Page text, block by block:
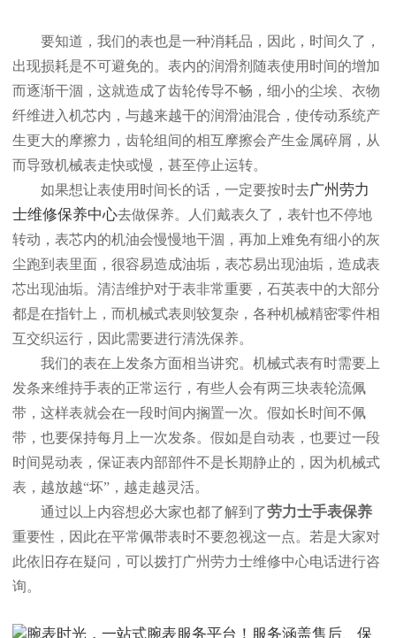
要知道，我们的表也是一种消耗品，因此，时间久了，
出现损耗是不可避免的。表内的润滑剂随表使用时间的增加
而逐渐干涸，这就造成了齿轮传导不畅，细小的尘埃、衣物
纤维进入机芯内，与越来越干的润滑油混合，使传动系统产
生更大的摩擦力，齿轮组间的相互摩擦会产生金属碎屑，从
而导致机械表走快或慢，甚至停止运转。
如果想让表使用时间长的话，一定要按时去广州劳力
士维修保养中心去做保养。人们戴表久了，表针也不停地
转动，表芯内的机油会慢慢地干涸，再加上难免有细小的灰
尘跑到表里面，很容易造成油垢，表芯易出现油垢，造成表
芯出现油垢。清洁维护对于表非常重要，石英表中的大部分
都是在指针上，而机械式表则较复杂，各种机械精密零件相
互交织运行，因此需要进行清洗保养。
我们的表在上发条方面相当讲究。机械式表有时需要上
发条来维持手表的正常运行，有些人会有两三块表轮流佩
带，这样表就会在一段时间内搁置一次。假如长时间不佩
带，也要保持每月上一次发条。假如是自动表，也要过一段
时间晃动表，保证表内部部件不是长期静止的，因为机械式
表，越放越“坏”，越走越灵活。
通过以上内容想必大家也都了解到了劳力士手表保养
重要性，因此在平常佩带表时不要忽视这一点。若是大家对
此依旧存在疑问，可以拨打广州劳力士维修中心电话进行咨
询。